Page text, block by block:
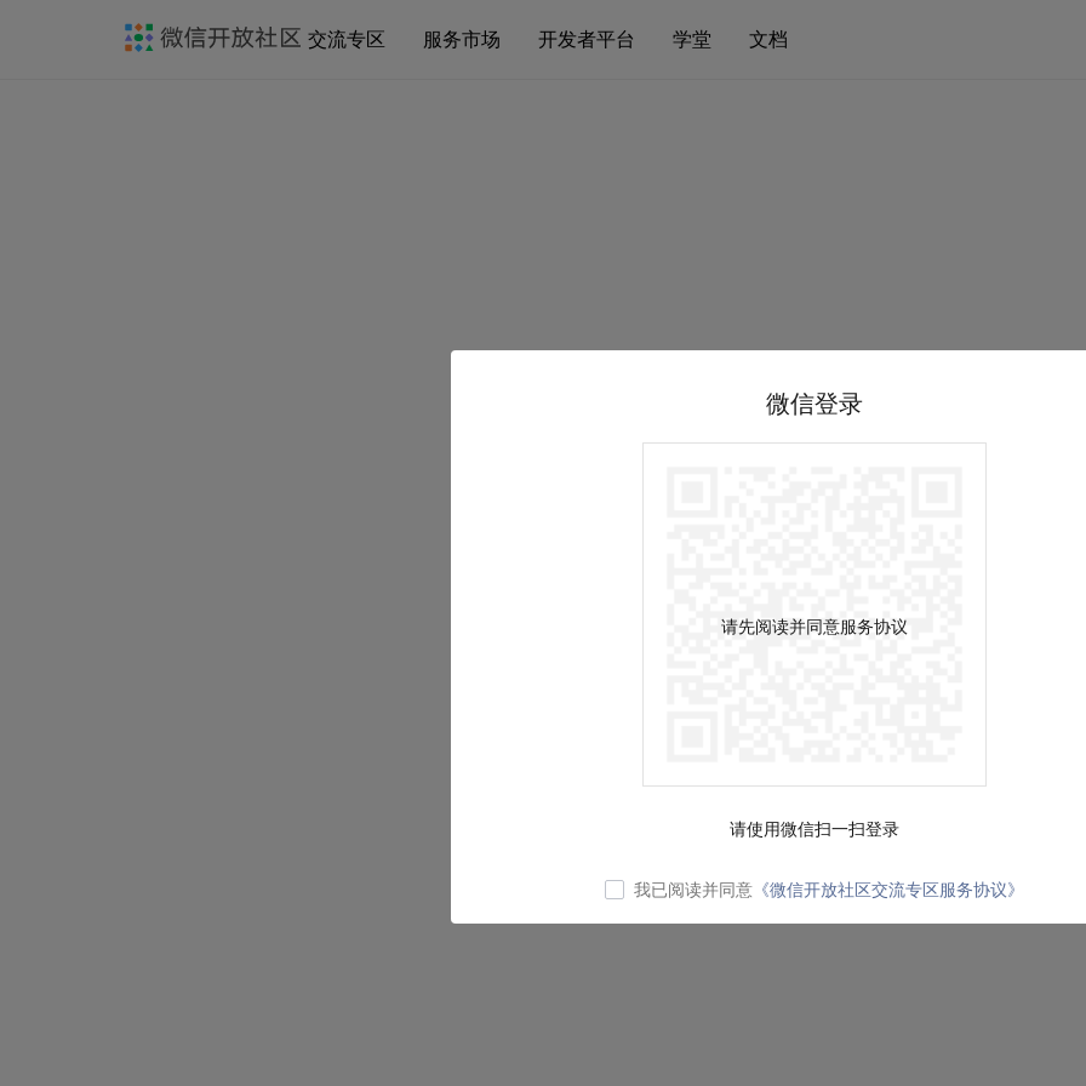
交流专区 服务市场 开发者平台 学堂 文档
微信登录
请先阅读并同意服务协议
请使用微信扫一扫登录
我已阅读并同意 《微信开放社区交流专区服务协议》